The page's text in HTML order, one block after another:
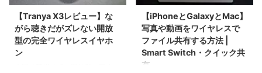
【Tranya X3レビュー】な
がら聴きだがズレない開放
型の完全ワイヤレスイヤホ
ン
【iPhoneとGalaxyとMac】
写真や動画をワイヤレスで
ファイル共有する方法 |
Smart Switch・クイック共
有